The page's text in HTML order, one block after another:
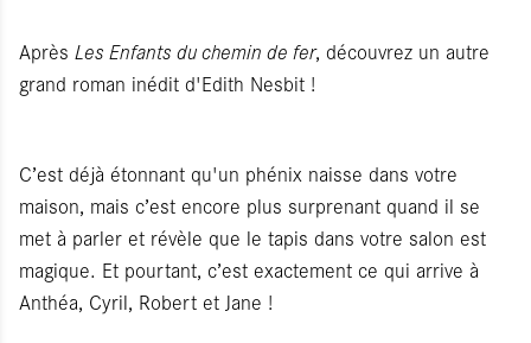
Après Les Enfants du chemin de fer, découvrez un autre
grand roman inédit d'Edith Nesbit !
C’est déjà étonnant qu'un phénix naisse dans votre
maison, mais c’est encore plus surprenant quand il se
met à parler et révèle que le tapis dans votre salon est
magique. Et pourtant, c’est exactement ce qui arrive à
Anthéa, Cyril, Robert et Jane !